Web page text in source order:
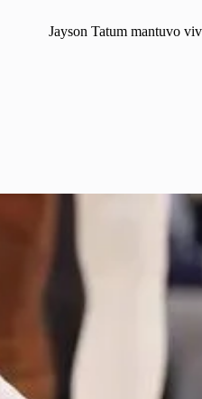
Jayson Tatum mantuvo